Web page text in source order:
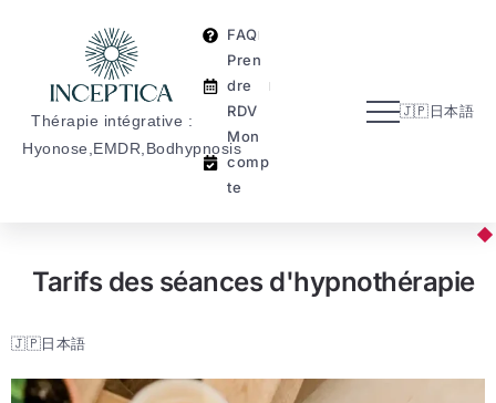
Thérapie intégrative :
Hyonose,EMDR,Bodhypnosis
FAQ
Pren
dre
RDV
Mon
comp
te
🇯🇵日本語
n
co
mpt
e
Tarifs des séances d'hypnothérapie
🇯🇵日本語